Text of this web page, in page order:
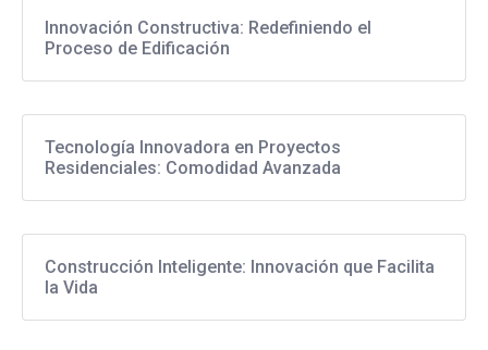
Innovación Constructiva: Redefiniendo el
Proceso de Edificación
Tecnología Innovadora en Proyectos
Residenciales: Comodidad Avanzada
Construcción Inteligente: Innovación que Facilita
la Vida